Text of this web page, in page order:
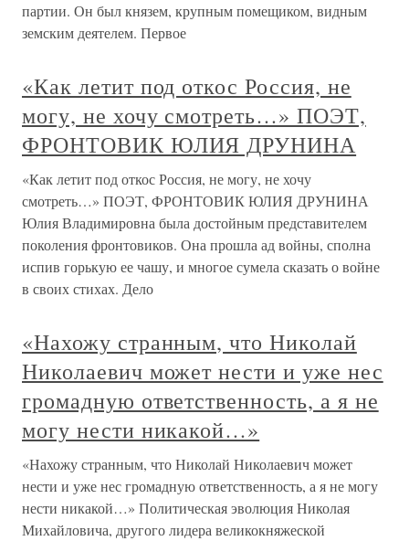
партии. Он был князем, крупным помещиком, видным
земским деятелем. Первое
«Как летит под откос Россия, не
могу, не хочу смотреть…» ПОЭТ,
ФРОНТОВИК ЮЛИЯ ДРУНИНА
«Как летит под откос Россия, не могу, не хочу
смотреть…» ПОЭТ, ФРОНТОВИК ЮЛИЯ ДРУНИНА
Юлия Владимировна была достойным представителем
поколения фронтовиков. Она прошла ад войны, сполна
испив горькую ее чашу, и многое сумела сказать о войне
в своих стихах. Дело
«Нахожу странным, что Николай
Николаевич может нести и уже нес
громадную ответственность, а я не
могу нести никакой…»
«Нахожу странным, что Николай Николаевич может
нести и уже нес громадную ответственность, а я не могу
нести никакой…» Политическая эволюция Николая
Михайловича, другого лидера великокняжеской